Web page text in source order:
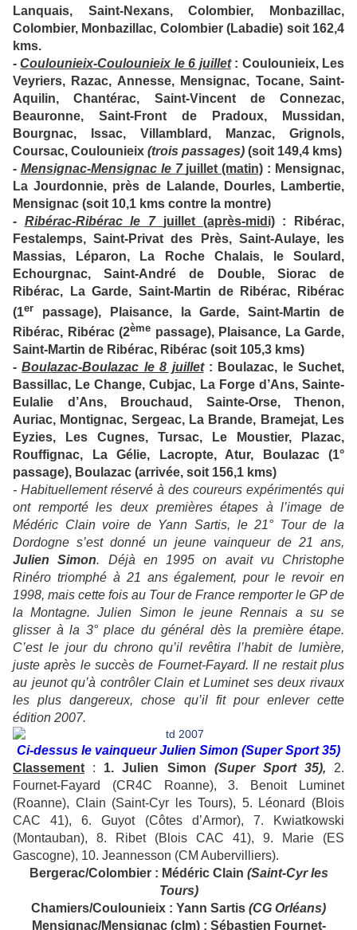
Lanquais, Saint-Nexans, Colombier, Monbazillac,
Colombier, Monbazillac, Colombier (Labadie) soit 162,4
kms.
-Coulounieix-Coulounieix le 6 juillet: Coulounieix, Les
Veyriers, Razac, Annesse, Mensignac, Tocane, Saint-
Aquilin, Chantérac, Saint-Vincent de Connezac,
Beauronne, Saint-Front de Pradoux, Mussidan,
Bourgnac, Issac, Villamblard, Manzac, Grignols,
Coursac, Coulounieix (trois passages) (soit 149,4 kms)
- Mensignac-Mensignac le 7 juillet (matin) : Mensignac,
La Jourdonnie, près de Lalande, Dourles, Lambertie,
Mensignac (soit 10,1 kms contre la montre)
- Ribérac-Ribérac le 7 juillet (après-midi): Ribérac,
Festalemps, Saint-Privat des Près, Saint-Aulaye, les
Massias, Léparon, La Roche Chalais, le Soulard,
Echourgnac, Saint-André de Double, Siorac de
Ribérac, La Garde, Saint-Martin de Ribérac, Ribérac
(1er passage), Plaisance, la Garde, Saint-Martin de
Ribérac, Ribérac (2ème passage), Plaisance, La Garde,
Saint-Martin de Ribérac, Ribérac (soit 105,3 kms)
-Boulazac-Boulazac le 8 juillet: Boulazac, le Suchet,
Bassillac, Le Change, Cubjac, La Forge d’Ans, Sainte-
Eulalie d’Ans, Brouchaud, Sainte-Orse, Thenon,
Auriac, Montignac, Sergeac, La Brande, Bramejat, Les
Eyzies, Les Cugnes, Tursac, Le Moustier, Plazac,
Rouffignac, La Gélie, Lacropte, Atur, Boulazac (1°
passage), Boulazac (arrivée, soit 156,1 kms)
- Habituellement réservé à des coureurs expérimentés qui
ont remporté les deux premières étapes à l’image de
Médéric Clain voire de Yann Sartis, le 21° Tour de la
Dordogne s’est donné un jeune vainqueur de 21 ans,
Julien Simon. Déjà en 1995 on avait vu Christophe
Rinéro triomphé à 21 ans également, pour le revoir en
1998, mais cette fois au Tour de France remporter le GP de
la Montagne. Julien Simon le jeune Rennais a su se
glisser à la 3° place du général dès la première étape.
C’est le jour du chrono qu’il revêtira l’habit de lumière,
juste après le succès de Fournet-Fayard. Il ne restait plus
au jeunot qu’à contrôler Clain et Luminet ses deux rivaux
les plus dangereux, chose qu’il fit pour enlever cette
édition 2007.
Ci-dessus le vainqueur Julien Simon (Super Sport 35)
Classement : 1. Julien Simon (Super Sport 35), 2.
Fournet-Fayard (CR4C Roanne), 3. Benoit Luminet
(Roanne), Clain (Saint-Cyr les Tours), 5. Léonard (Blois
CAC 41), 6. Guyot (Côtes d’Armor), 7. Kwiatkowski
(Montauban), 8. Ribet (Blois CAC 41), 9. Marie (ES
Gascogne), 10. Jeannesson (CM Aubervilliers).
Bergerac/Colombier : Médéric Clain (Saint-Cyr les
Tours)
Chamiers/Coulounieix : Yann Sartis (CG Orléans)
Mensignac/Mensignac (clm) : Sébastien Fournet-